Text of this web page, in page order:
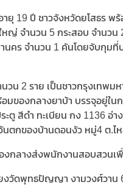
19 ปี ชาวจังหวัดยโสธร พ
จำนวน 5 กระสอบ จำนวน
นคร จำนวน 1 คันโดยจับกุม
วน 2 ราย เป็นชาวกรุงเทพ
ของกลางยาบ้า บรรจุอยู่ใน
ตู สีดำ ทะเบียน กง 1136 อ่
นตกของบ้านดอนงัว หมู่4 ต.ไ
งกลางส่งพนักงานสอบสวนเ
ยงวัดพุทธปัญญา งามวงศ์วาน